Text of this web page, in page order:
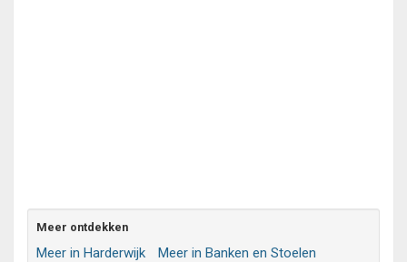
Meer ontdekken
Meer in Harderwijk
Meer in Banken en Stoelen